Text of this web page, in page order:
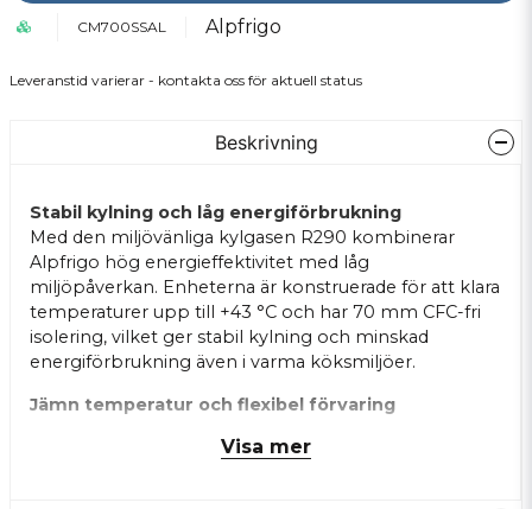
CM700SSAL Alpfrigo
Leveranstid varierar - kontakta oss för aktuell status
Beskrivning
Stabil kylning och låg energiförbrukning
Med den miljövänliga kylgasen R290 kombinerar
Alpfrigo hög energieffektivitet med låg
miljöpåverkan. Enheterna är konstruerade för att klara
temperaturer upp till +43 °C och har 70 mm CFC-fri
isolering, vilket ger stabil kylning och minskad
energiförbrukning även i varma köksmiljöer.
Jämn temperatur och flexibel förvaring
fläktassisterad kylning säkerställer snabb och jämn
Visa mer